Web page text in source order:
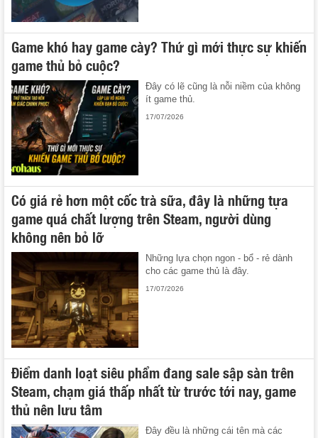
Game khó hay game cày? Thứ gì mới thực sự khiến
game thủ bỏ cuộc?
Đây có lẽ cũng là nỗi niềm của không
ít game thủ.
17/07/2026
Có giá rẻ hơn một cốc trà sữa, đây là những tựa
game quá chất lượng trên Steam, người dùng
không nên bỏ lỡ
Những lựa chọn ngon - bổ - rẻ dành
cho các game thủ là đây.
17/07/2026
Điểm danh loạt siêu phẩm đang sale sập sàn trên
Steam, chạm giá thấp nhất từ trước tới nay, game
thủ nên lưu tâm
Đây đều là những cái tên mà các